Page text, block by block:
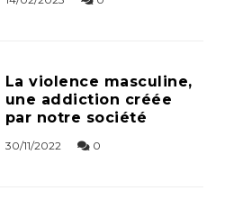
La violence masculine,
une addiction créée
par notre société
30/11/2022 0